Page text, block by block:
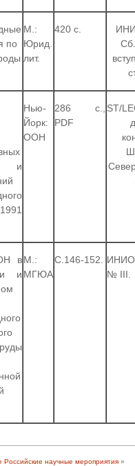
по
М.:
Юрид.
лит.
420 с.
и
Нью-
Йорк:
ООН
286 c.,
PDF
ST/
в
и
М.:
МГЮА
С.146-152.
№ III.
Российские научные мероприятия »